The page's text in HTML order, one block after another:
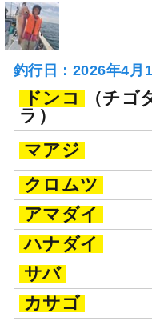
釣行日：2026年4月
ドンコ
（チゴ
ラ）
マアジ
クロムツ
アマダイ
ハナダイ
サバ
カサゴ